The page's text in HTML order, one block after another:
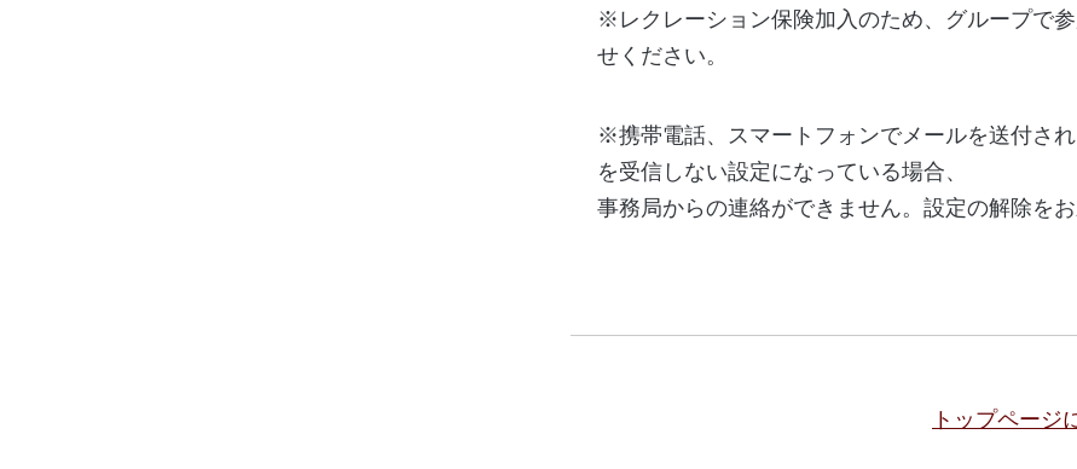
※レクレーション保険加入のため、グループで
せください。
※携帯電話、スマートフォンでメールを送付さ
を受信しない設定になっている場合、
事務局からの連絡ができません。設定の解除をお
トップページ